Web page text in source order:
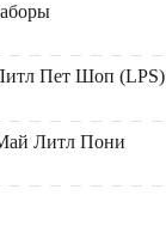
Пет Шоп (LPS)
Литл Пони